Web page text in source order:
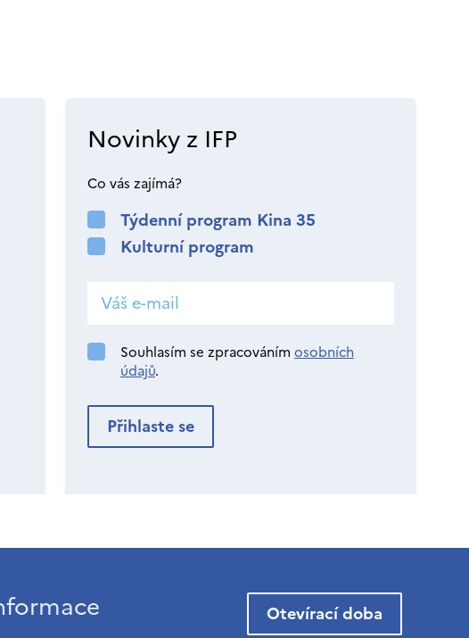
Novinky z IFP
Co vás zajímá?
Týdenní program Kina 35
Kulturní program
Souhlasím se zpracováním osobních
údajů.
Otevírací doba